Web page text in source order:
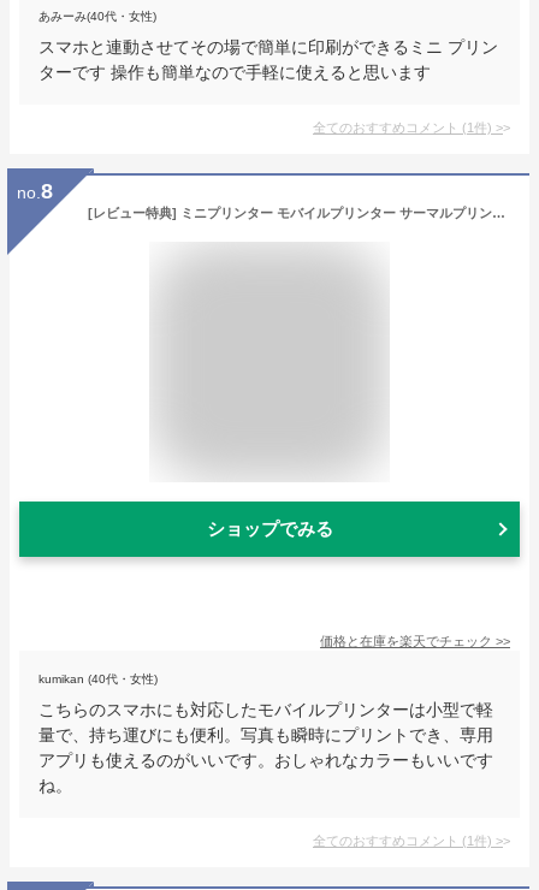
あみーみ(40代・女性)
スマホと連動させてその場で簡単に印刷ができるミニ プリン
ターです 操作も簡単なので手軽に使えると思います
全てのおすすめコメント (1件) >
no. 8
[レビュー特典] ミニプリンター モバイルプリンター サーマルプリンター Phomemo T02 ラベルプリンター スマホ 対応 小型 軽量 感熱 ポータブルプリンター 家庭用 新学期応援 受験勉強 帰省プレゼント 写真フォトプリンター 持ち運び メルカリ宛名 食品表示用
ショップでみる
価格と在庫を楽天でチェック >>
kumikan (40代・女性)
こちらのスマホにも対応したモバイルプリンターは小型で軽
量で、持ち運びにも便利。写真も瞬時にプリントでき、専用
アプリも使えるのがいいです。おしゃれなカラーもいいです
ね。
全てのおすすめコメント (1件) >